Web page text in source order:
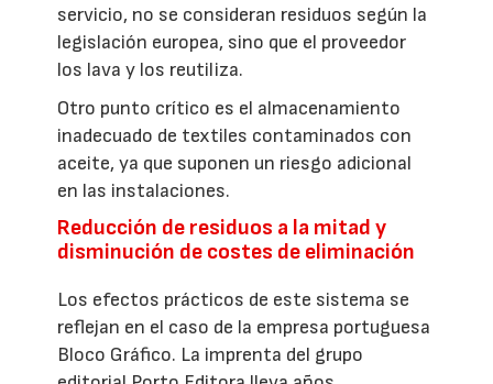
servicio, no se consideran residuos según la
legislación europea, sino que el proveedor
los lava y los reutiliza.
Otro punto crítico es el almacenamiento
inadecuado de textiles contaminados con
aceite, ya que suponen un riesgo adicional
en las instalaciones.
Reducción de residuos a la mitad y
disminución de costes de eliminación
Los efectos prácticos de este sistema se
reflejan en el caso de la empresa portuguesa
Bloco Gráfico. La imprenta del grupo